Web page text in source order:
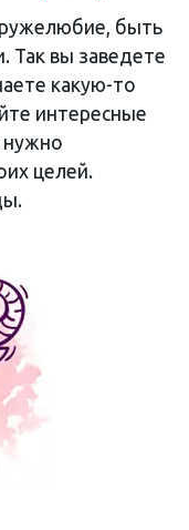
быть
вы заведете
какую-то
интересные
нужно
целей.